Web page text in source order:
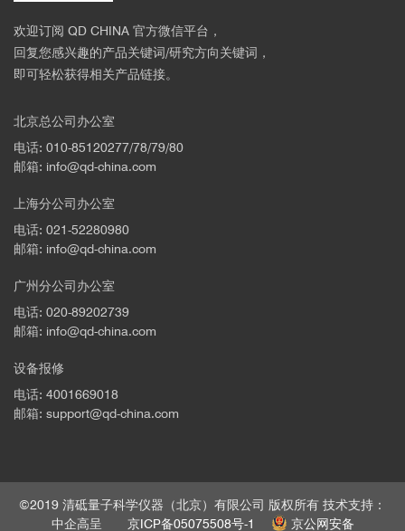
欢迎订阅 QD CHINA 官方微信平台，
回复您感兴趣的产品关键词/研究方向关键词，
即可轻松获得相关产品链接。
北京总公司办公室
电话: 010-85120277/78/79/80
邮箱: info@qd-china.com
上海分公司办公室
电话: 021-52280980
邮箱: info@qd-china.com
广州分公司办公室
电话: 020-89202739
邮箱: info@qd-china.com
设备报修
电话: 4001669018
邮箱: support@qd-china.com
©2019 清砥量子科学仪器（北京）有限公司 版权所有 技术支持：
中企高呈 京ICP备05075508号-1 京公网安备